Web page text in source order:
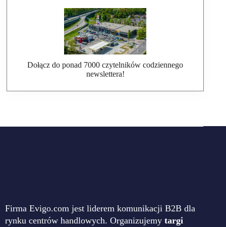
Dołącz do ponad 7000 czytelników codziennego
newslettera!
Firma Evigo.com jest liderem komunikacji B2B dla
rynku centrów handlowych. Organizujemy targi